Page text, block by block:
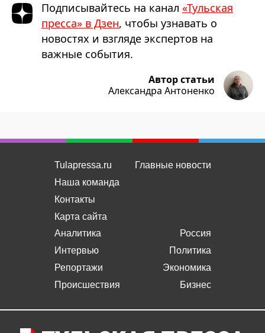
Подписывайтесь на канал «Тульская
пресса» в Дзен, чтобы узнавать о
новостях и взгляде экспертов на
важные события.
Автор статьи
Александра Антоненко
Tulapressa.ru
Наша команда
Контакты
Карта сайта
Главные новости
Аналитика
Интервью
Репортажи
Происшествия
Россия
Политика
Экономика
Бизнес